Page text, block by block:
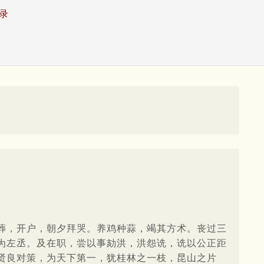
开户，朝夕拜哭。养鸡种蒜，竭其方术。丧过三
丞。及在职，尝以事劾洪，洪怨诜，诜以公正距
对策，为天下第一，犹桂林之一枝，昆山之片